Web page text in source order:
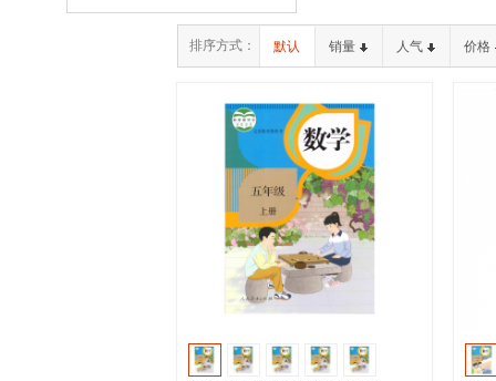
排序方式： 默认 销量 人气 价格